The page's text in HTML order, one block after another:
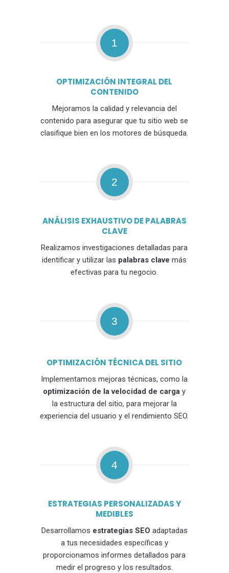
1
OPTIMIZACIÓN INTEGRAL DEL
CONTENIDO
Mejoramos la calidad y relevancia del
contenido para asegurar que tu sitio web se
clasifique bien en los motores de búsqueda.
2
ANÁLISIS EXHAUSTIVO DE PALABRAS
CLAVE
Realizamos investigaciones detalladas para
identificar y utilizar las palabras clave más
efectivas para tu negocio.
3
OPTIMIZACIÓN TÉCNICA DEL SITIO
Implementamos mejoras técnicas, como la
optimización de la velocidad de carga y
la estructura del sitio, para mejorar la
experiencia del usuario y el rendimiento SEO.
4
ESTRATEGIAS PERSONALIZADAS Y
MEDIBLES
Desarrollamos estrategias SEO adaptadas
a tus necesidades específicas y
proporcionamos informes detallados para
medir el progreso y los resultados.